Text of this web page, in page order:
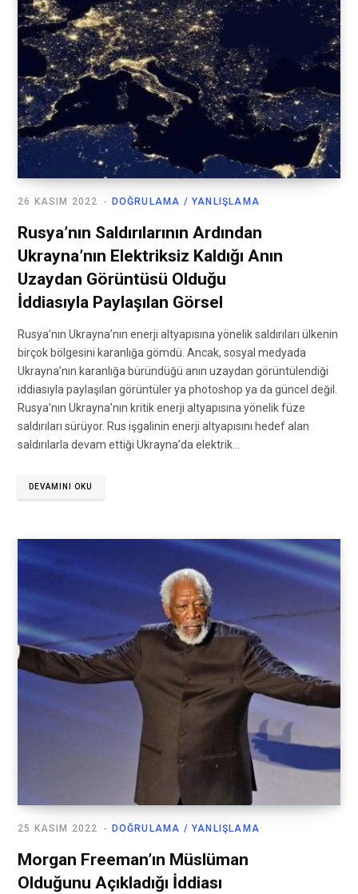
DOĞRULAMA / YANLIŞLAMA
26 KASIM 2022
Rusya’nın Saldırılarının Ardından
Ukrayna’nın Elektriksiz Kaldığı Anın
Uzaydan Görüntüsü Olduğu
İddiasıyla Paylaşılan Görsel
Rusya’nın Ukrayna’nın enerji altyapısına yönelik saldırıları ülkenin
birçok bölgesini karanlığa gömdü. Ancak, sosyal medyada
Ukrayna’nın karanlığa büründüğü anın uzaydan görüntülendiği
iddiasıyla paylaşılan görüntüler ya photoshop ya da güncel değil.
Rusya’nın Ukrayna’nın kritik enerji altyapısına yönelik füze
saldırıları sürüyor. Rus işgalinin enerji altyapısını hedef alan
saldırılarla devam ettiği Ukrayna’da elektrik…
DEVAMINI OKU
DOĞRULAMA / YANLIŞLAMA
25 KASIM 2022
Morgan Freeman’ın Müslüman
Olduğunu Açıkladığı İddiası